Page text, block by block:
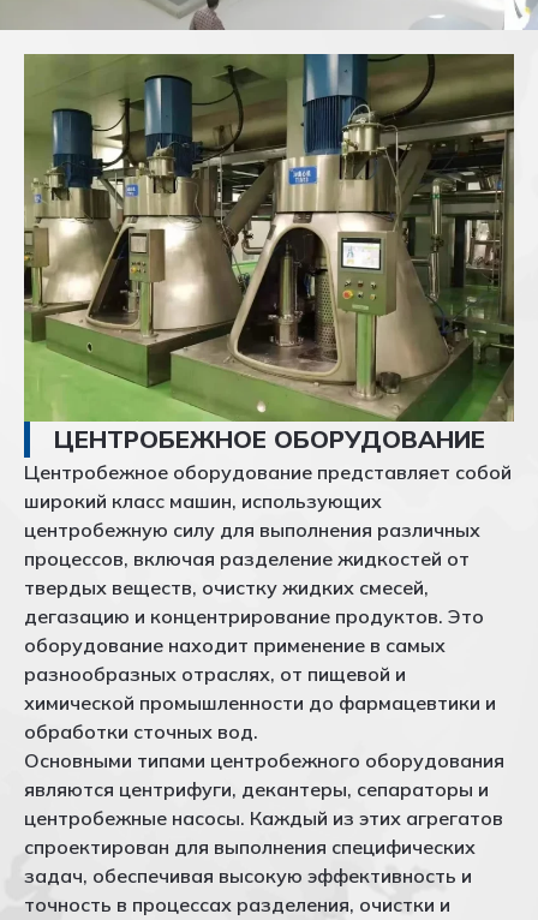
ЦЕНТРОБЕЖНОЕ ОБОРУДОВАНИЕ
Центробежное оборудование представляет собой
широкий класс машин, использующих
центробежную силу для выполнения различных
процессов, включая разделение жидкостей от
твердых веществ, очистку жидких смесей,
дегазацию и концентрирование продуктов. Это
оборудование находит применение в самых
разнообразных отраслях, от пищевой и
химической промышленности до фармацевтики и
обработки сточных вод.
Основными типами центробежного оборудования
являются центрифуги, декантеры, сепараторы и
центробежные насосы. Каждый из этих агрегатов
спроектирован для выполнения специфических
задач, обеспечивая высокую эффективность и
точность в процессах разделения, очистки и